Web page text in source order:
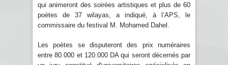
qui animeront des soirées artistiques et plus de 60
poètes de 37 wilayas, a indiqué, à l’APS, le
commissaire du festival M. Mohamed Dahel.
Les poètes se disputeront des prix numéraires
entre 80.000 et 120.000 DA qui seront décernés par